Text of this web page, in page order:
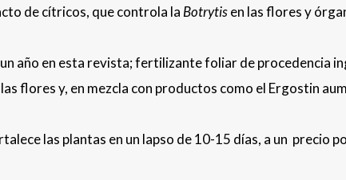
de cítricos, que controla la Botrytisen las flores y
año en esta revista; fertilizante foliar de procedencia
flores y, en mezcla con productos como el Ergostin
las plantas en un lapso de 10-15 días, a un precio